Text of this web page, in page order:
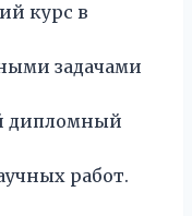
курс в
задачами
дипломный
работ.